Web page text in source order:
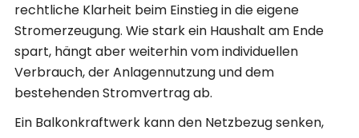
rechtliche Klarheit beim Einstieg in die eigene
Stromerzeugung. Wie stark ein Haushalt am Ende
spart, hängt aber weiterhin vom individuellen
Verbrauch, der Anlagennutzung und dem
bestehenden Stromvertrag ab.
Ein Balkonkraftwerk kann den Netzbezug senken,